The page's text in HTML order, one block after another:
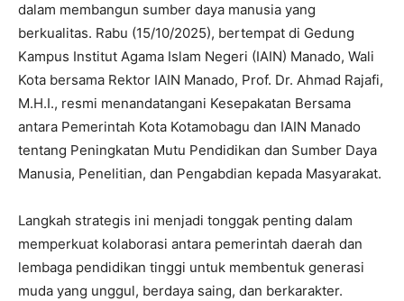
dalam membangun sumber daya manusia yang
berkualitas. Rabu (15/10/2025), bertempat di Gedung
Kampus Institut Agama Islam Negeri (IAIN) Manado, Wali
Kota bersama Rektor IAIN Manado, Prof. Dr. Ahmad Rajafi,
M.H.I., resmi menandatangani Kesepakatan Bersama
antara Pemerintah Kota Kotamobagu dan IAIN Manado
tentang Peningkatan Mutu Pendidikan dan Sumber Daya
Manusia, Penelitian, dan Pengabdian kepada Masyarakat.
Langkah strategis ini menjadi tonggak penting dalam
memperkuat kolaborasi antara pemerintah daerah dan
lembaga pendidikan tinggi untuk membentuk generasi
muda yang unggul, berdaya saing, dan berkarakter.